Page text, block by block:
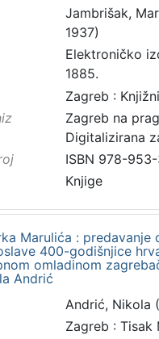
Jambrišak,
1937)
Elektroničko
1885.
Zagreb :
Zagreb na
Digitalizirana
ISBN 978-
Knjige
Marulića : predavanje
400-godišnjice
omladinom
Andrić
Andrić, Nikola
Zagreb : Tisak